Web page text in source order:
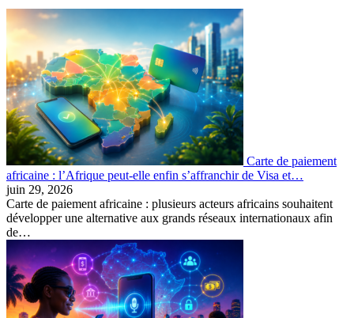
Carte de paiement
africaine : l’Afrique peut-elle enfin s’affranchir de Visa et…
juin 29, 2026
Carte de paiement africaine : plusieurs acteurs africains souhaitent
développer une alternative aux grands réseaux internationaux afin
de…